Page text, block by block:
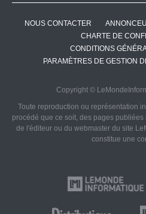
NOUS CONTACTER
CHARTE DE
CONDITIONS
PARAMÈTRES DE GESTION
Copyright ©
Toute reproduction ou représentation
procédé que ce soit, des pages
de l'éditeur ou du webmaster du site
constitue une